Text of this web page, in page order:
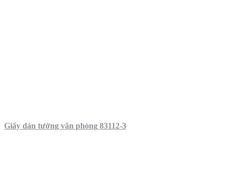
Giấy dán tường văn phòng 83112-3